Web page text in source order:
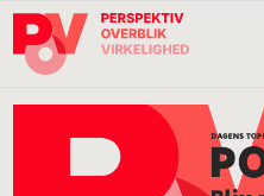
Gå
direkte
Skip
indhold
Gå
direkte